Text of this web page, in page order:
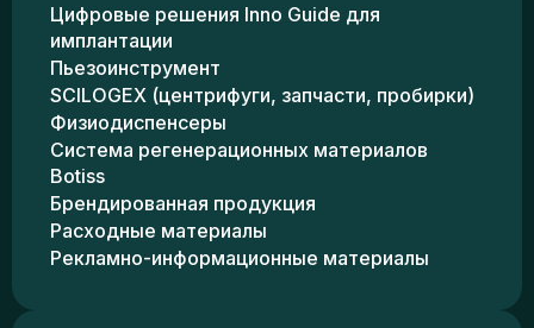
Цифровые решения Inno Guide для
имплантации
Пьезоинструмент
SCILOGEX (центрифуги, запчасти, пробирки)
Физиодиспенсеры
Система регенерационных материалов
Botiss
Брендированная продукция
Расходные материалы
Рекламно-информационные материалы